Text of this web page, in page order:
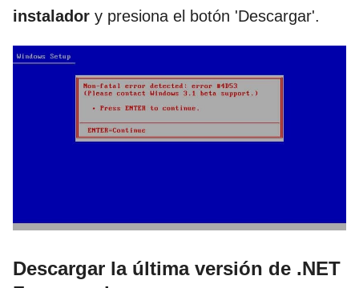
instalador y presiona el botón 'Descargar'.
Descargar la última versión de .NET